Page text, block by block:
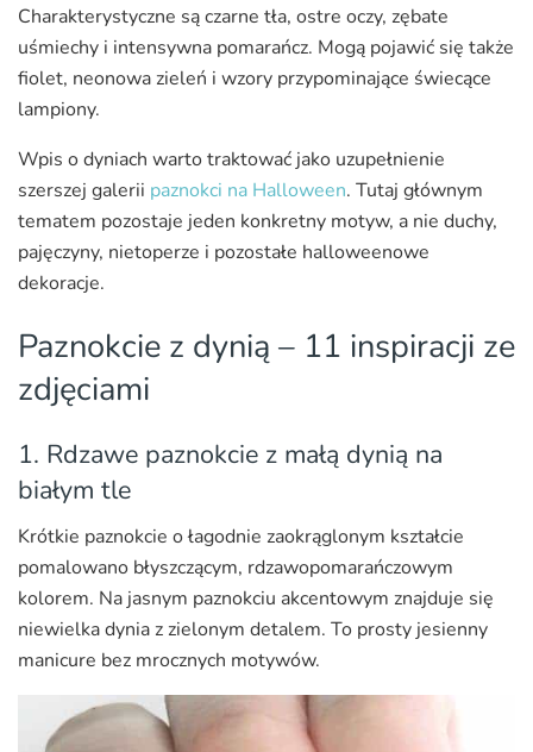
Charakterystyczne są czarne tła, ostre oczy, zębate
uśmiechy i intensywna pomarańcz. Mogą pojawić się także
fiolet, neonowa zieleń i wzory przypominające świecące
lampiony.
Wpis o dyniach warto traktować jako uzupełnienie
szerszej galerii paznokci na Halloween. Tutaj głównym
tematem pozostaje jeden konkretny motyw, a nie duchy,
pajęczyny, nietoperze i pozostałe halloweenowe
dekoracje.
Paznokcie z dynią – 11 inspiracji ze
zdjęciami
1. Rdzawe paznokcie z małą dynią na
białym tle
Krótkie paznokcie o łagodnie zaokrąglonym kształcie
pomalowano błyszczącym, rdzawopomarańczowym
kolorem. Na jasnym paznokciu akcentowym znajduje się
niewielka dynia z zielonym detalem. To prosty jesienny
manicure bez mrocznych motywów.